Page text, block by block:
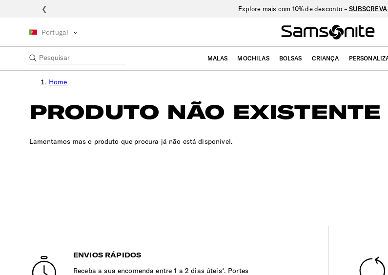
Explore mais com 10% de desconto –
❮
Portugal
MALAS MOCHILAS BOLSAS CRIANÇA
Home
PRODUTO NÃO
Lamentamos mas o produto que procura já não está disponível.
ENVIOS RÁPIDOS
Receba a sua encomenda entre 1 a 2 dias úteis*. Portes